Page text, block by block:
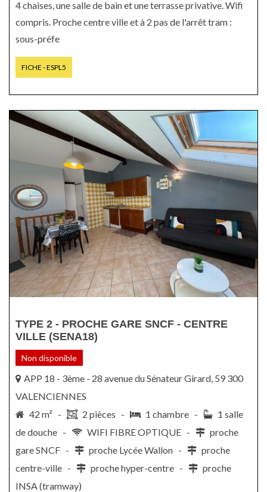
4 chaises, une salle de bain et une terrasse privative. Wifi
compris. Proche centre ville et à 2 pas de l'arrêt tram :
sous-préfe
FICHE - ESPL5
TYPE 2 - PROCHE GARE SNCF - CENTRE
VILLE (SENA18)
Non disponible
APP 18 - 3ème - 28 avenue du Sénateur Girard, 59 300
VALENCIENNES
42 m² -
2 pièces - 1 chambre -
1 salle
de douche -
WIFI FIBRE OPTIQUE -
proche
gare SNCF -
proche Lycée Wallon -
proche
centre-ville -
proche hyper-centre -
proche
INSA (tramway)